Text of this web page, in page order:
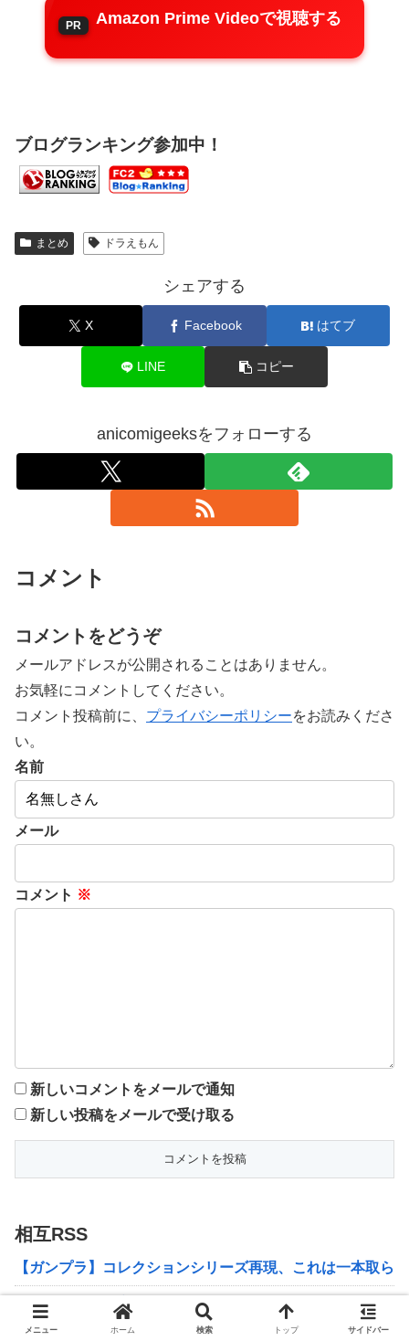
Amazon Prime Videoで視聴する
ブログランキング参加中！
まとめ ドラえもん
シェアする
X Facebook はてブ
LINE コピー
anicomigeeksをフォローする
コメント
コメントをどうぞ
メールアドレスが公開されることはありません。
お気軽にコメントしてください。
コメント投稿前に、 プライバシーポリシーをお読みくださ
い。
名前
メール
コメント ※
新しいコメントをメールで通知
新しい投稿をメールで受け取る
相互RSS
【ガンプラ】コレクションシリーズ再現、これは一本取ら
【声優】楡井希実と岬なこ、ユニット結成か！？本日20
メニュー ホーム 検索 トップ サイドバー